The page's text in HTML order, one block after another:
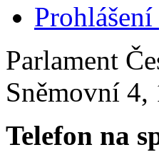
Parlament
Sněmovní 4,
Telefon na